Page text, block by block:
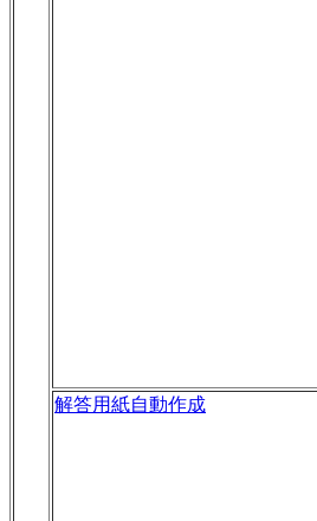
解答用紙自動作成